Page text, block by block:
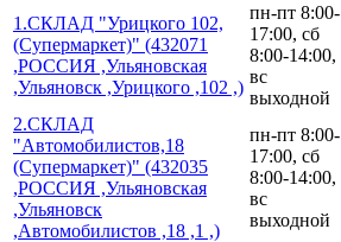
1.СКЛАД "Урицкого 102,
(Супермаркет)" (432071
,РОССИЯ ,Ульяновская
,Ульяновск ,Урицкого ,102 ,)
пн-пт 8:00-
17:00, сб
8:00-14:00,
вс
выходной
2.СКЛАД
"Автомобилистов,18
(Супермаркет)" (432035
,РОССИЯ ,Ульяновская
,Ульяновск
,Автомобилистов ,18 ,1 ,)
пн-пт 8:00-
17:00, сб
8:00-14:00,
вс
выходной